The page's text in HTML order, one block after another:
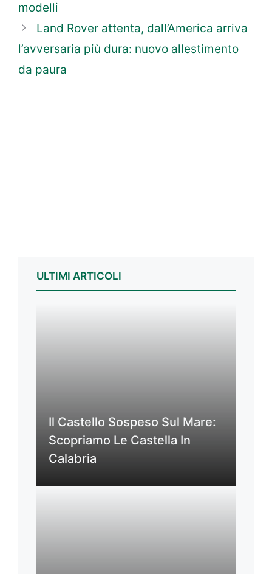
modelli
Land Rover attenta, dall’America arriva
l’avversaria più dura: nuovo allestimento
da paura
ULTIMI ARTICOLI
Il Castello Sospeso Sul Mare:
Scopriamo Le Castella In
Calabria